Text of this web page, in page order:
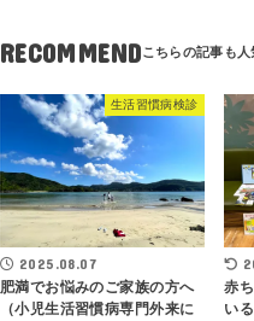
RECOMMEND
生活習慣病検診
2025.08.07
肥満でお悩みのご家族の方へ
（小児生活習慣病専門外来に
赤
い